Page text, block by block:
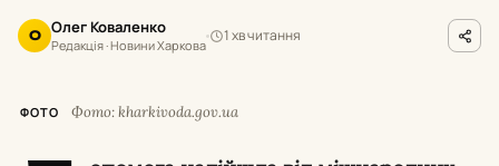
О Олег Коваленко
Редакція · Новини Харкова
1 хв читання
ФОТО Фото: kharkivoda.gov.ua